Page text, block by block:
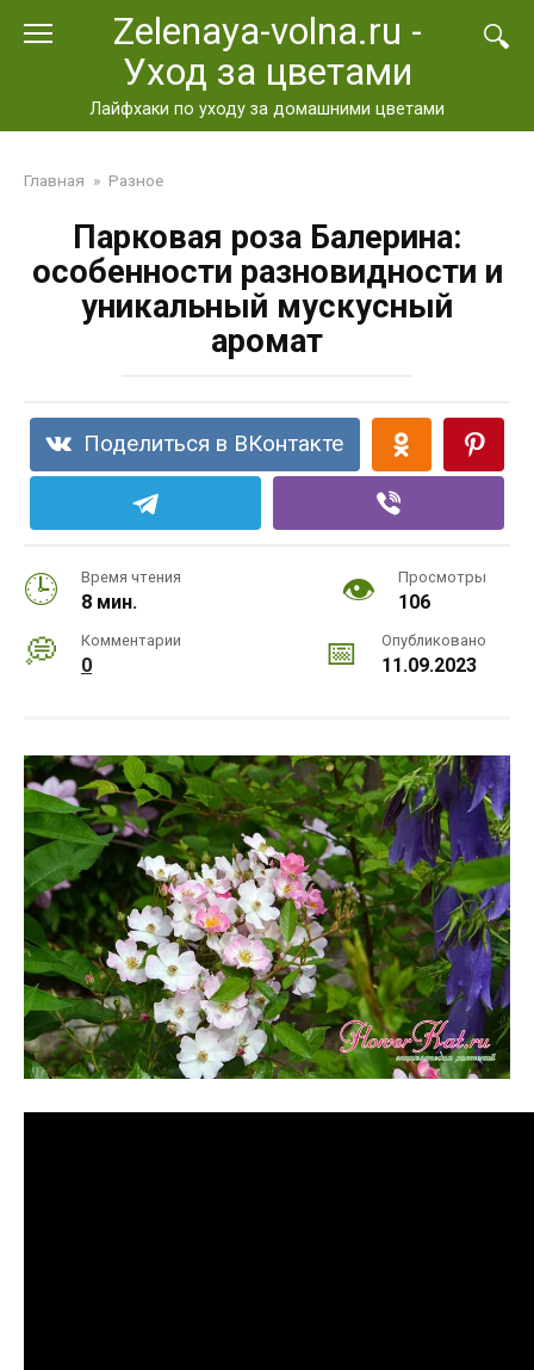
Zelenaya-volna.ru -
Уход за цветами
Лайфхаки по уходу за домашними цветами
Главная » Разное
Парковая роза Балерина:
особенности разновидности и
уникальный мускусный
аромат
Поделиться в ВКонтакте
Время чтения
8 мин.
Просмотры
106
Комментарии
0
Опубликовано
11.09.2023